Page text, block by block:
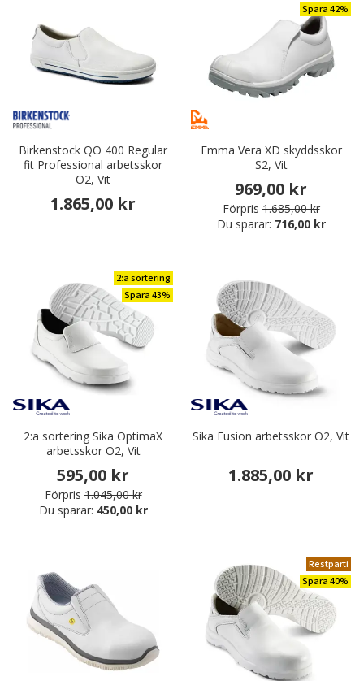
Birkenstock QO 400 Regular
fit Professional arbetsskor
O2, Vit
1.865,00 kr
Spara 42%
Emma Vera XD skyddsskor
S2, Vit
969,00 kr
Förpris 1.685,00 kr
Du sparar: 716,00 kr
2:a sortering
Spara 43%
2:a sortering Sika OptimaX
arbetsskor O2, Vit
595,00 kr
Förpris 1.045,00 kr
Du sparar: 450,00 kr
Sika Fusion arbetsskor O2, Vit
1.885,00 kr
Restparti
Spara 40%